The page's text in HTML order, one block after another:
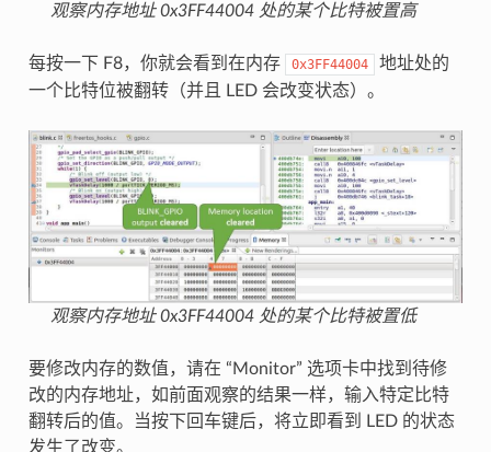
观察内存地址 0x3FF44004 处的某个比特被置高
每按一下 F8，你就会看到在内存 0x3FF44004
地址处的
一个比特位被翻转（并且 LED 会改变状态）。
观察内存地址 0x3FF44004 处的某个比特被置低
要修改内存的数值，请在 “Monitor” 选项卡中找到待修
改的内存地址，如前面观察的结果一样，输入特定比特
翻转后的值。当按下回车键后，将立即看到 LED 的状态
发生了改变。